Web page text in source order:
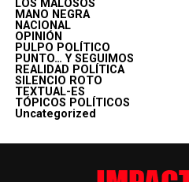
LOS MALOSOS
MANO NEGRA
NACIONAL
OPINIÓN
PULPO POLÍTICO
PUNTO… Y SEGUIMOS
REALIDAD POLÍTICA
SILENCIO ROTO
TEXTUAL-ES
TÓPICOS POLÍTICOS
Uncategorized